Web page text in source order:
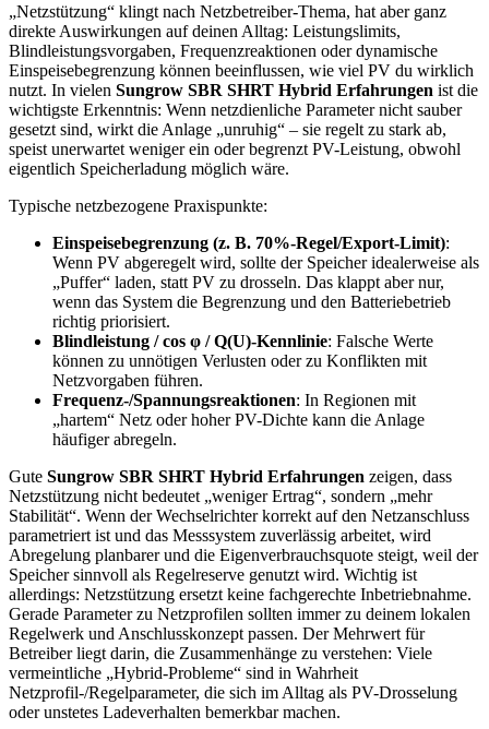
„Netzstützung“ klingt nach Netzbetreiber-Thema, hat aber ganz
direkte Auswirkungen auf deinen Alltag: Leistungslimits,
Blindleistungsvorgaben, Frequenzreaktionen oder dynamische
Einspeisebegrenzung können beeinflussen, wie viel PV du wirklich
nutzt. In vielen Sungrow SBR SHRT Hybrid Erfahrungen ist die
wichtigste Erkenntnis: Wenn netzdienliche Parameter nicht sauber
gesetzt sind, wirkt die Anlage „unruhig“ – sie regelt zu stark ab,
speist unerwartet weniger ein oder begrenzt PV-Leistung, obwohl
eigentlich Speicherladung möglich wäre.
Typische netzbezogene Praxispunkte:
Einspeisebegrenzung (z. B. 70%-Regel/Export-Limit):
Wenn PV abgeregelt wird, sollte der Speicher idealerweise als
„Puffer“ laden, statt PV zu drosseln. Das klappt aber nur,
wenn das System die Begrenzung und den Batteriebetrieb
richtig priorisiert.
Blindleistung / cos φ / Q(U)-Kennlinie: Falsche Werte
können zu unnötigen Verlusten oder zu Konflikten mit
Netzvorgaben führen.
Frequenz-/Spannungsreaktionen: In Regionen mit
„hartem“ Netz oder hoher PV-Dichte kann die Anlage
häufiger abregeln.
Gute Sungrow SBR SHRT Hybrid Erfahrungen zeigen, dass
Netzstützung nicht bedeutet „weniger Ertrag“, sondern „mehr
Stabilität“. Wenn der Wechselrichter korrekt auf den Netzanschluss
parametriert ist und das Messsystem zuverlässig arbeitet, wird
Abregelung planbarer und die Eigenverbrauchsquote steigt, weil der
Speicher sinnvoll als Regelreserve genutzt wird. Wichtig ist
allerdings: Netzstützung ersetzt keine fachgerechte Inbetriebnahme.
Gerade Parameter zu Netzprofilen sollten immer zu deinem lokalen
Regelwerk und Anschlusskonzept passen. Der Mehrwert für
Betreiber liegt darin, die Zusammenhänge zu verstehen: Viele
vermeintliche „Hybrid-Probleme“ sind in Wahrheit
Netzprofil-/Regelparameter, die sich im Alltag als PV-Drosselung
oder unstetes Ladeverhalten bemerkbar machen.